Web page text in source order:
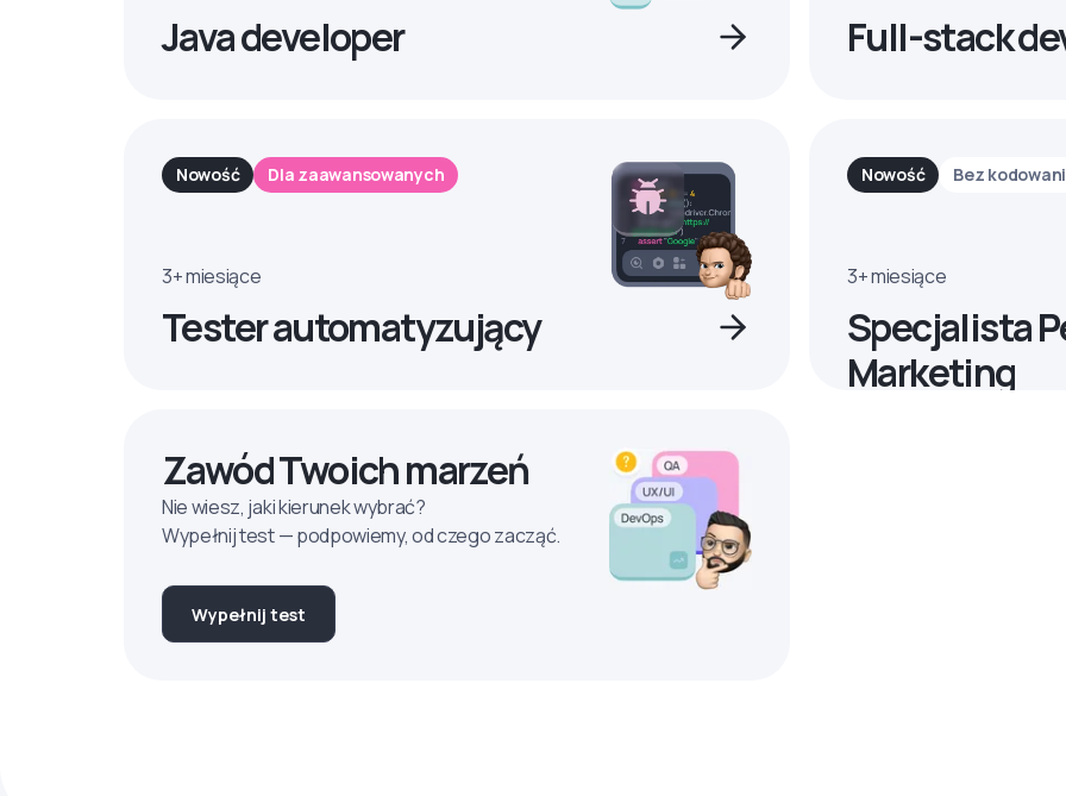
Java developer Full-stack
Nowość Dla zaawansowanych
3+ miesiące
Tester automatyzujący
Nowość Bez
3+ miesiące
Specjalista
Marketing
Zawód Twoich marzeń
Nie wiesz, jaki kierunek wybrać?
Wypełnij test — podpowiemy, od czego zacząć.
Wypełnij test